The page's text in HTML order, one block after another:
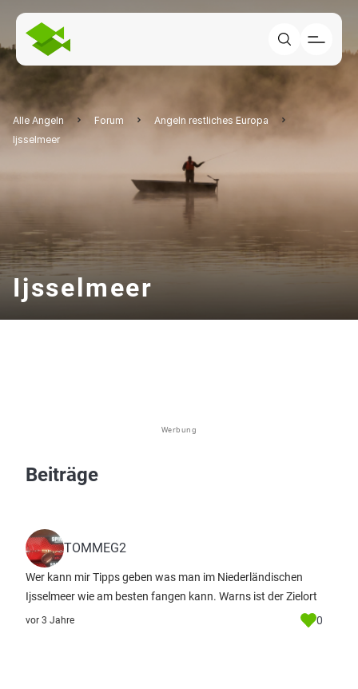
Alle Angeln Forum
Angeln restliches Europa
Ijsselmeer
Ijsselmeer
Werbung
Beiträge
TOMMEG2
Wer kann mir Tipps geben was man im Niederländischen
Ijsselmeer wie am besten fangen kann. Warns ist der Zielort
vor 3 Jahre 0